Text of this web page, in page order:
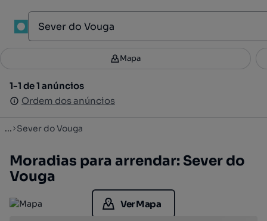
Filtros 3
1-1 de 1 anúncios
Ordem dos anúncios
Mapa
1-1 de 1 anúncios
Ordem dos anúncios
... Sever do Vouga
Moradias para arrendar: Sever do
Vouga
Ver Mapa